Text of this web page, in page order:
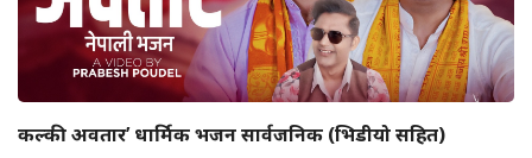
कल्की अवतार’ धार्मिक भजन सार्वजनिक (भिडीयो सहित)